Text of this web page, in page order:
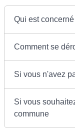
Qui est
Comment se
Si vous n'avez
Si vous
commune